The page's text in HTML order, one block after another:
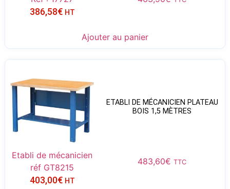
386,58€ HT
Ajouter au panier
ETABLI DE MÉCANICIEN PLATEAU
BOIS 1,5 MÈTRES
Etabli de mécanicien
réf GT8215
483,60€ TTC
403,00€ HT